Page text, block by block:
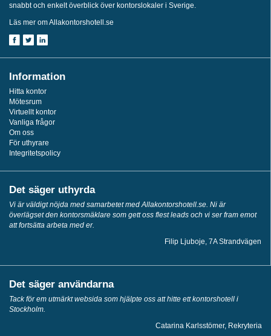
snabbt och enkelt överblick över kontorslokaler i Sverige.
Läs mer om Allakontorshotell.se
Information
Hitta kontor
Mötesrum
Virtuellt kontor
Vanliga frågor
Om oss
För uthyrare
Integritetspolicy
Det säger uthyrda
Vi är väldigt nöjda med samarbetet med Allakontorshotell.se. Ni är
överlägset den kontorsmäklare som gett oss flest leads och vi ser fram emot
att fortsätta arbeta med er.
Filip Ljuboje, 7A Strandvägen
Det säger användarna
Tack för em utmärkt websida som hjälpte oss att hitte ett kontorshotell i
Stockholm.
Catarina Karlsstömer, Rekryteria